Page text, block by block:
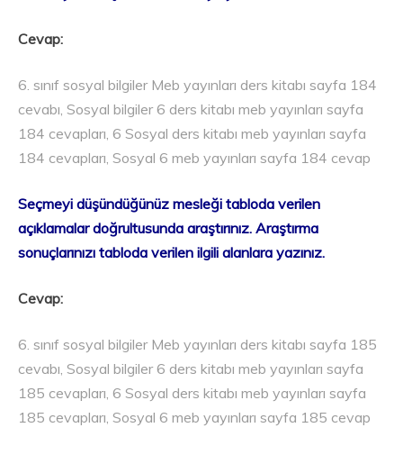
Cevap:
6. sınıf sosyal bilgiler Meb yayınları ders kitabı sayfa 184
cevabı, Sosyal bilgiler 6 ders kitabı meb yayınları sayfa
184 cevapları, 6 Sosyal ders kitabı meb yayınları sayfa
184 cevapları, Sosyal 6 meb yayınları sayfa 184 cevap
Seçmeyi düşündüğünüz mesleği tabloda verilen
açıklamalar doğrultusunda araştırınız. Araştırma
sonuçlarınızı tabloda verilen ilgili alanlara yazınız.
Cevap:
6. sınıf sosyal bilgiler Meb yayınları ders kitabı sayfa 185
cevabı, Sosyal bilgiler 6 ders kitabı meb yayınları sayfa
185 cevapları, 6 Sosyal ders kitabı meb yayınları sayfa
185 cevapları, Sosyal 6 meb yayınları sayfa 185 cevap